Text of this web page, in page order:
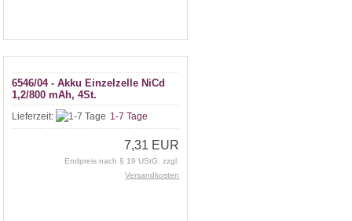
6546/04 - Akku Einzelzelle NiCd
1,2/800 mAh, 4St.
Lieferzeit: 1-7 Tage
7,31 EUR
Endpreis nach § 19 UStG. zzgl.
Versandkosten